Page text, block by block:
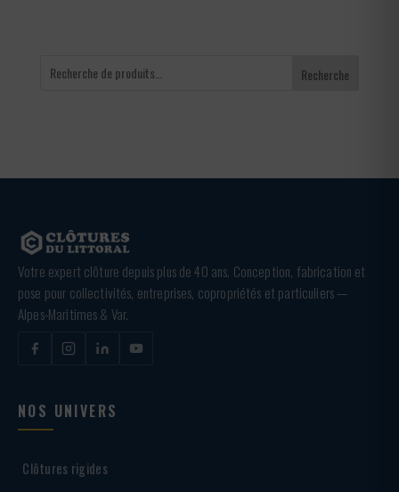
Recherche
Votre expert clôture depuis plus de 40 ans. Conception, fabrication et
pose pour collectivités, entreprises, copropriétés et particuliers —
Alpes-Maritimes & Var.
NOS UNIVERS
Clôtures rigides